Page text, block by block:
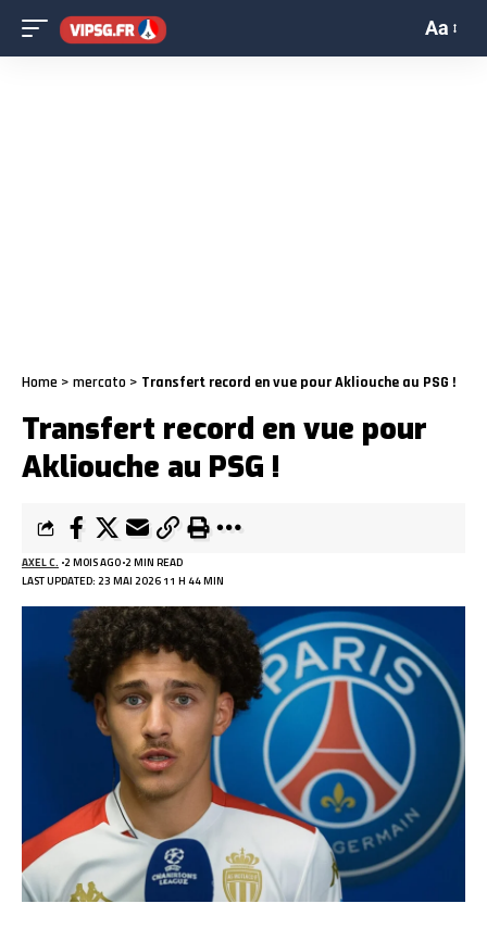
Aa
Home > mercato > Transfert record en vue pour Akliouche au PSG !
Transfert record en vue pour
Akliouche au PSG !
LAST UPDATED: 23 MAI 2026 11 H 44 MIN
AXEL C. 2 MOIS AGO 2 MIN READ